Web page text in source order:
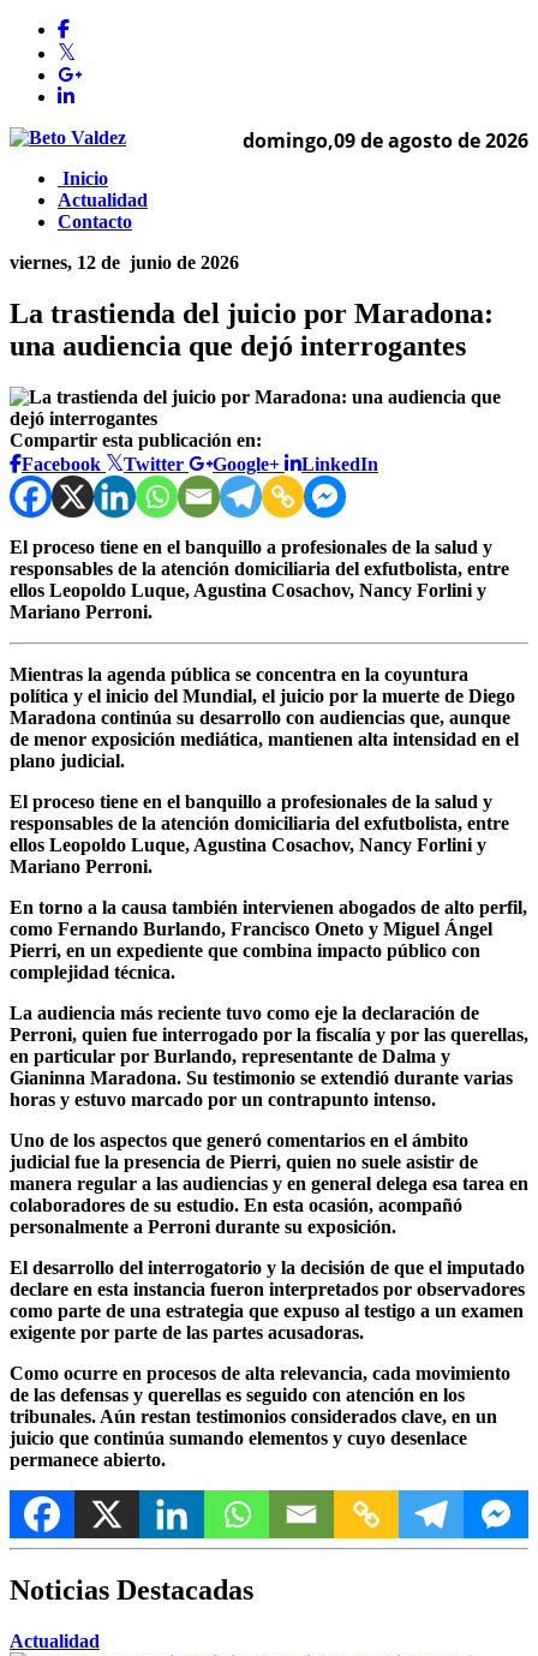
domingo,09 de agosto de 2026
Inicio
Actualidad
Contacto
viernes, 12 de junio de 2026
La trastienda del juicio por Maradona:
una audiencia que dejó interrogantes
Compartir esta publicación en:
Facebook
Twitter Google+ LinkedIn
El proceso tiene en el banquillo a profesionales de la salud y
responsables de la atención domiciliaria del exfutbolista, entre
ellos Leopoldo Luque, Agustina Cosachov, Nancy Forlini y
Mariano Perroni.
Mientras la agenda pública se concentra en la coyuntura
política y el inicio del Mundial, el juicio por la muerte de Diego
Maradona continúa su desarrollo con audiencias que, aunque
de menor exposición mediática, mantienen alta intensidad en el
plano judicial.
El proceso tiene en el banquillo a profesionales de la salud y
responsables de la atención domiciliaria del exfutbolista, entre
ellos Leopoldo Luque, Agustina Cosachov, Nancy Forlini y
Mariano Perroni.
En torno a la causa también intervienen abogados de alto perfil,
como Fernando Burlando, Francisco Oneto y Miguel Ángel
Pierri, en un expediente que combina impacto público con
complejidad técnica.
La audiencia más reciente tuvo como eje la declaración de
Perroni, quien fue interrogado por la fiscalía y por las querellas,
en particular por Burlando, representante de Dalma y
Gianinna Maradona. Su testimonio se extendió durante varias
horas y estuvo marcado por un contrapunto intenso.
Uno de los aspectos que generó comentarios en el ámbito
judicial fue la presencia de Pierri, quien no suele asistir de
manera regular a las audiencias y en general delega esa tarea en
colaboradores de su estudio. En esta ocasión, acompañó
personalmente a Perroni durante su exposición.
El desarrollo del interrogatorio y la decisión de que el imputado
declare en esta instancia fueron interpretados por observadores
como parte de una estrategia que expuso al testigo a un examen
exigente por parte de las partes acusadoras.
Como ocurre en procesos de alta relevancia, cada movimiento
de las defensas y querellas es seguido con atención en los
tribunales. Aún restan testimonios considerados clave, en un
juicio que continúa sumando elementos y cuyo desenlace
permanece abierto.
Noticias Destacadas
Actualidad